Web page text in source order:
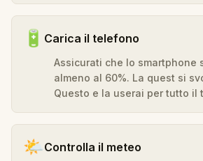
🔋 Carica il telefono
Assicurati che lo smartphone
almeno al 60%. La quest si
Questo e la userai per tutto il
🌤️Controlla il meteo